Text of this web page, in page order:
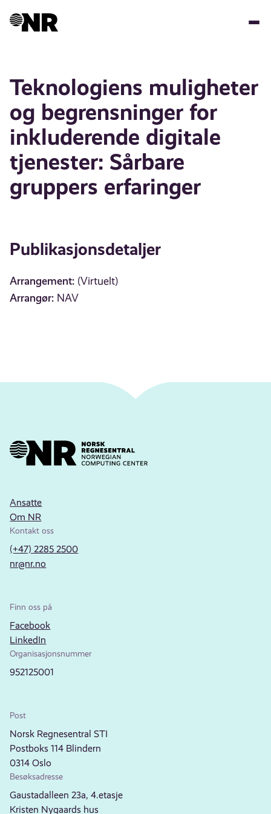
Teknologiens muligheter
og begrensninger for
inkluderende digitale
tjenester: Sårbare
gruppers erfaringer
Publikasjonsdetaljer
Arrangement: (Virtuelt)
Arrangør: NAV
Ansatte
Om NR
Kontakt oss
(+47) 2285 2500
nr@nr.no
Finn oss på
Facebook
LinkedIn
Organisasjonsnummer
952125001
Post
Norsk Regnesentral STI
Postboks 114 Blindern
0314 Oslo
Besøksadresse
Gaustadalleen 23a, 4.etasje
Kristen Nygaards hus